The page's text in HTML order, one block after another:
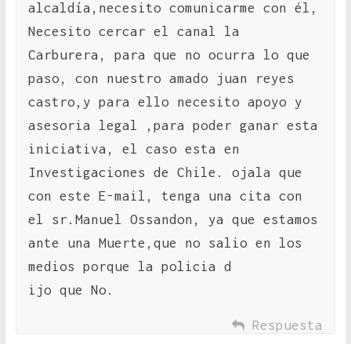
alcaldía,necesito comunicarme con él,
Necesito cercar el canal la
Carburera, para que no ocurra lo que
paso, con nuestro amado juan reyes
castro,y para ello necesito apoyo y
asesoria legal ,para poder ganar esta
iniciativa, el caso esta en
Investigaciones de Chile. ojala que
con este E-mail, tenga una cita con
el sr.Manuel Ossandon, ya que estamos
ante una Muerte,que no salio en los
medios porque la policia d
ijo que No.
Respuesta